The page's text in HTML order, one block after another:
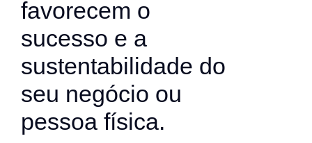
favorecem o
sucesso e a
sustentabilidade do
seu negócio ou
pessoa física.